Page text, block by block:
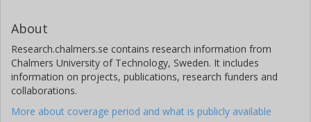
About
Research.chalmers.se contains research information from
Chalmers University of Technology, Sweden. It includes
information on projects, publications, research funders and
collaborations.
More about coverage period and what is publicly available